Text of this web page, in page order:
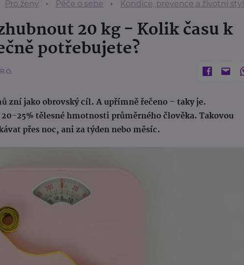
Pro ženy Péče o sebe Kondice, prevence a životní styl
20 kg - Kolik času k
potřebujete?
zní jako obrovský cíl. A upřímně řečeno – taky je.
25% tělesné hmotnosti průměrného člověka. Takovou
přes noc, ani za týden nebo měsíc.